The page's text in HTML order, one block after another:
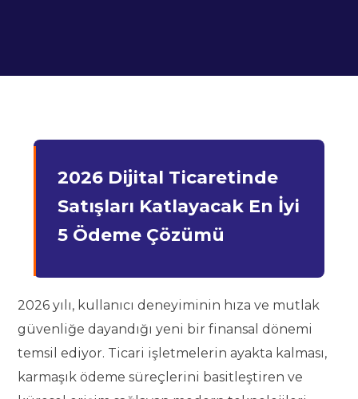
2026 Dijital Ticaretinde
Satışları Katlayacak En İyi
5 Ödeme Çözümü
2026 yılı, kullanıcı deneyiminin hıza ve mutlak
güvenliğe dayandığı yeni bir finansal dönemi
temsil ediyor. Ticari işletmelerin ayakta kalması,
karmaşık ödeme süreçlerini basitleştiren ve